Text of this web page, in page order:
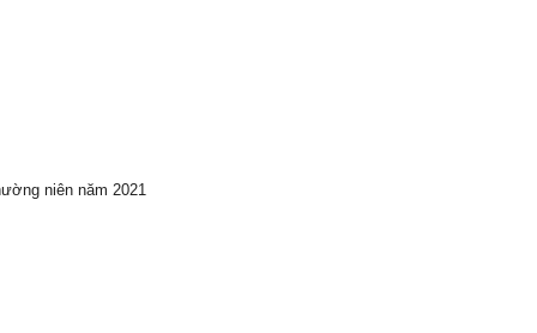
niên năm 2021